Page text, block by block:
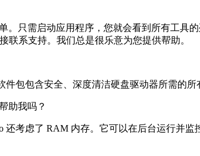
。只需启动应用程序，您就会看到所有工
联系支持。我们总是很乐意为您提供帮助。
件包包含安全、深度清洁硬盘驱动器所需的
助我吗？
还考虑了 RAM 内存。它可以在后台运行并